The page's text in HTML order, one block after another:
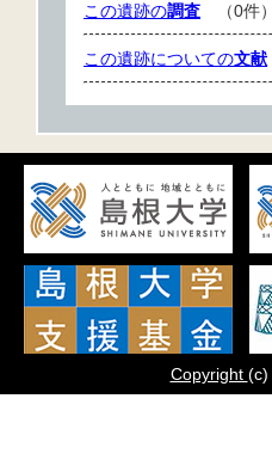
この遺跡の調査 （0件）
この遺跡についての文献
Copyright (c)